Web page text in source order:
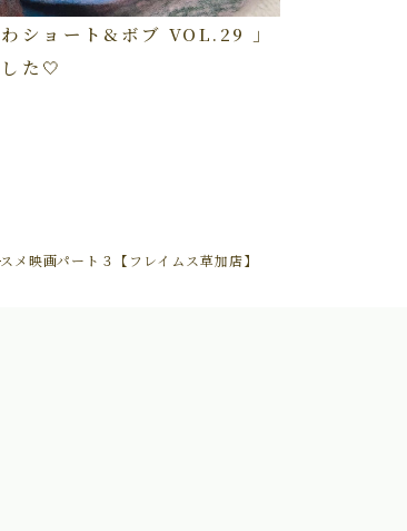
ショート&ボブ VOL.29 」
た🤍
メ映画パート３【フレイムス草加店】